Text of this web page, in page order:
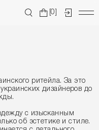
[0]
ритейла. За это
дизайнеров до
с изысканным
об эстетике и стиле.